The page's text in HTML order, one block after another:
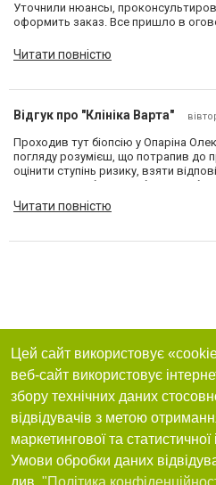
Уточнили нюансы,
оформить заказ. Все пришло в
Читати повністю
Відгук про "Клініка Варта"
Проходив тут біопсію у Опаріна
погляду розумієш, що потрапив до
оцінити ступінь ризику, взяти
пацієнта на себе, передбачити
відмінно. Біопсію провів дуже
спасибі лікарю та клініці
Читати повністю
Цей сайт використовує
веб-сайт використовує
збору технічних даних
відвідувачів з метою
маркетингової та статистичної
Умови обробки даних
див. "Політика